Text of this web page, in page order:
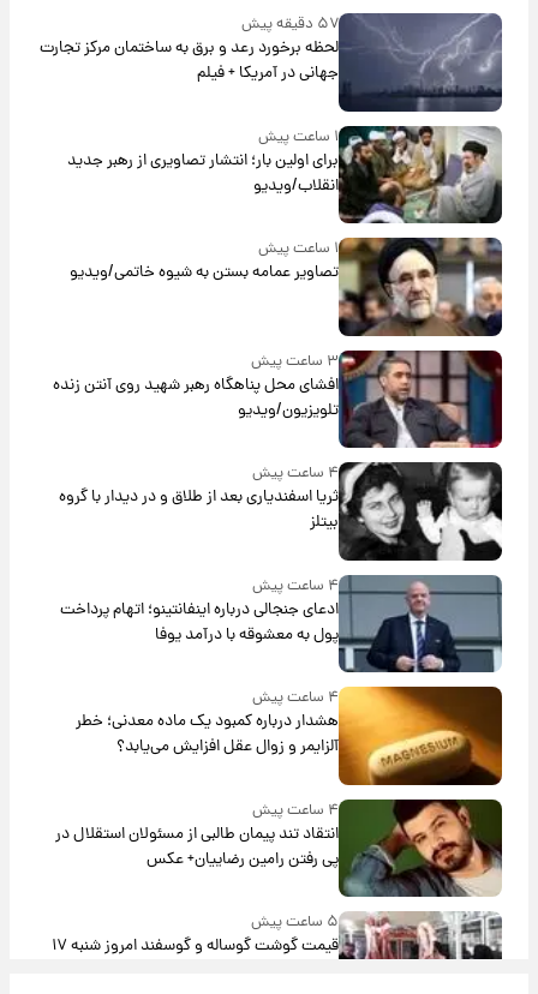
۵۷ دقیقه پیش
لحظه برخورد رعد و برق به ساختمان مرکز تجارت
جهانی در آمریکا + فیلم
۱ ساعت پیش
برای اولین بار؛ انتشار تصاویری از رهبر جدید
انقلاب/ویدیو
۱ ساعت پیش
تصاویر عمامه بستن به شیوه خاتمی/ویدیو
۳ ساعت پیش
افشای محل پناهگاه‌ رهبر شهید روی آنتن زنده
تلویزیون/ویدیو
۴ ساعت پیش
ثریا اسفندیاری بعد از طلاق و در دیدار با گروه
بیتلز
۴ ساعت پیش
ادعای جنجالی درباره اینفانتینو؛ اتهام پرداخت
پول به معشوقه با درآمد یوفا
۴ ساعت پیش
هشدار درباره کمبود یک ماده معدنی؛ خطر
آلزایمر و زوال عقل افزایش می‌یابد؟
۴ ساعت پیش
انتقاد تند پیمان طالبی از مسئولان استقلال در
پی رفتن رامین رضاییان+ عکس
۵ ساعت پیش
قیمت گوشت گوساله و گوسفند امروز شنبه ۱۷